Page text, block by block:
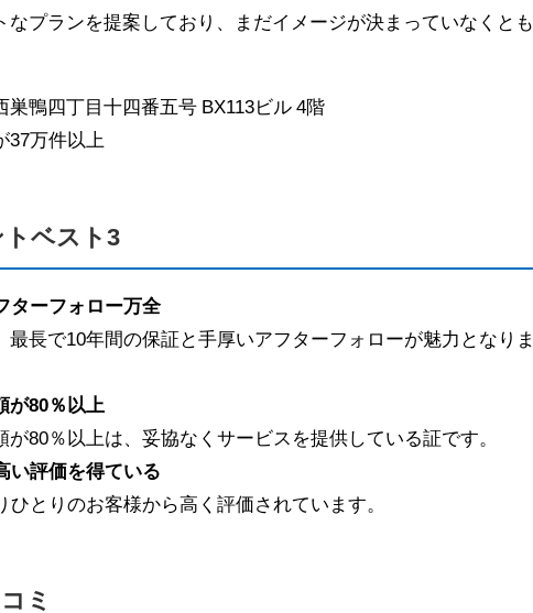
なプランを提案しており、まだイメージが決まっていなくとも
巣鴨四丁目十四番五号 BX113ビル 4階
37万件以上
ベスト3
ターフォロー万全
最長で10年間の保証と手厚いアフターフォローが魅力となりま
が80％以上
が80％以上は、妥協なくサービスを提供している証です。
い評価を得ている
ひとりのお客様から高く評価されています。
ミ